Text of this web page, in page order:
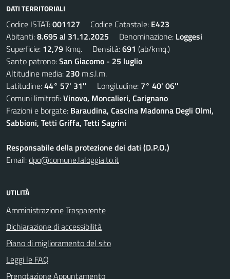
DATI TERRITORIALI
Codice ISTAT:001127 Codice Catastale: E423
Abitanti:8.695 al 31.12.2025 Denominazione: Loggesi
Superficie: 12,79 Kmq. Densità:691 (ab/kmq.)
Santo patrono:San Giacomo - 25 luglio
Altitudine media: 230 m.s.l.m.
Latitudine:44° 57' 31'' Longitudine: 7° 40' 06''
Comuni limitrofi:Vinovo, Moncalieri, Carignano
Frazioni e borgate: Baraudina, Cascina Madonna Degli Olmi,
Sabbioni, Tetti Griffa, Tetti Sagrini
Responsabile della protezione dei dati (D.P.O.)
Email:dpo@comune.laloggia.to.it
UTILITÀ
Amministrazione Trasparente
Dichiarazione di accessibilità
Piano di miglioramento del sito
Leggi le FAQ
Prenotazione Appuntamento